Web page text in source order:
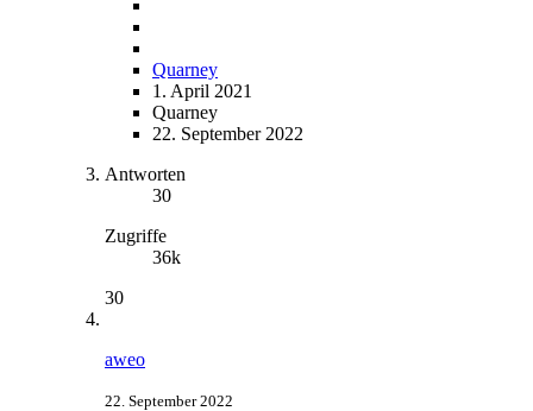
Quarney
1. April 2021
Quarney
22. September 2022
Antworten
30
Zugriffe
36k
30
aweo
22. September 2022